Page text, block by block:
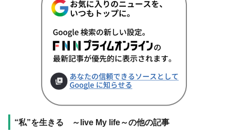
“私”を生きる ～live My life～の他の記事